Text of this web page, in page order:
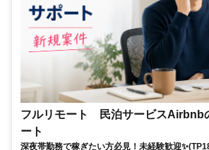
フルリモート 民泊サービスAirbnb
ート
深夜帯勤務で稼ぎたい方必見！未経験歓迎